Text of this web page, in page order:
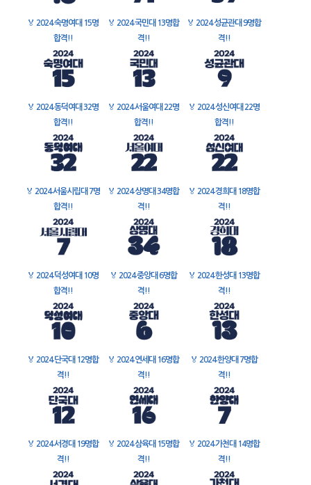
🏅 2024 숙명여대 15명
합격!!
🏅 2024 국민대 13명합
격!!
🏅 2024 성균관대 9명합
격!!
🏅 2024 동덕여대 32명
합격!!
🏅 2024 서울여대 22명
합격!!
🏅 2024 성신여대 22명
합격!!
🏅 2024 서울시립대 7명
합격!!
🏅 2024 상명대 34명합
격!!
🏅 2024 경희대 18명합
격!!
🏅 2024 덕성여대 10명
합격!!
🏅 2024 중앙대 6명합
격!!
🏅 2024 한성대 13명합
격!!
🏅 2024 단국대 12명합
격!!
🏅 2024 연세대 16명합
격!!
🏅 2024 한양대 7명합
격!!
🏅 2024 서경대 19명합
격!!
🏅 2024 삼육대 15명합
격!!
🏅 2024 가천대 14명합
격!!